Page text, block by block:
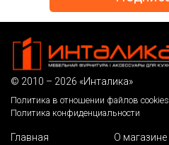
© 2010 – 2026 «Инталика»
Политика в отношении файлов cookies
Политика конфиденциальности
Главная О магазине